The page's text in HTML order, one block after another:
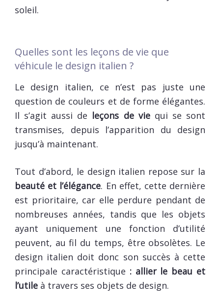
soleil.
Quelles sont les leçons de vie que
véhicule le design italien ?
Le design italien, ce n’est pas juste une
question de couleurs et de forme élégantes.
Il s’agit aussi de leçons de viequi se sont
transmises, depuis l’apparition du design
jusqu’à maintenant.
Tout d’abord, le design italien repose sur la
beauté et l’élégance. En effet, cette dernière
est prioritaire, car elle perdure pendant de
nombreuses années, tandis que les objets
ayant uniquement une fonction d’utilité
peuvent, au fil du temps, être obsolètes. Le
design italien doit donc son succès à cette
principale caractéristique : allier le beau et
l’utile à travers ses objets de design.